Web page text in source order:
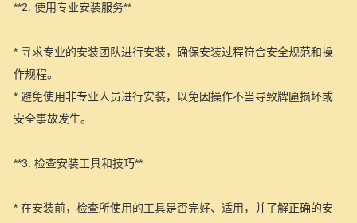
**2. 使用专业安装服务**
* 寻求专业的安装团队进行安装，确保安装过程符合安全规范和操
作规程。
* 避免使用非专业人员进行安装，以免因操作不当导致牌匾损坏或
安全事故发生。
**3. 检查安装工具和技巧**
* 在安装前，检查所使用的工具是否完好、适用，并了解正确的安